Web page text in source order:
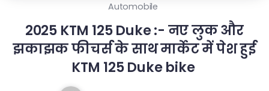
Automobile
2025 KTM 125 Duke :- नए लुक और
झकाझक फीचर्स के साथ मार्केट में पेश हुई
KTM 125 Duke bike